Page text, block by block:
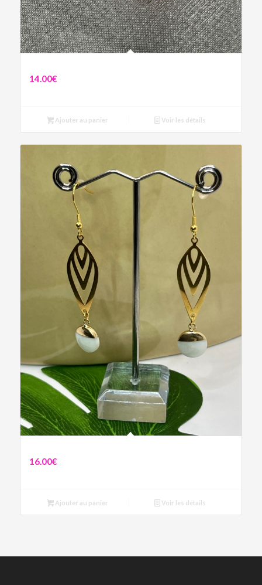
14.00€
Ajouter au panier Voir les détails
16.00€
Ajouter au panier Voir les détails